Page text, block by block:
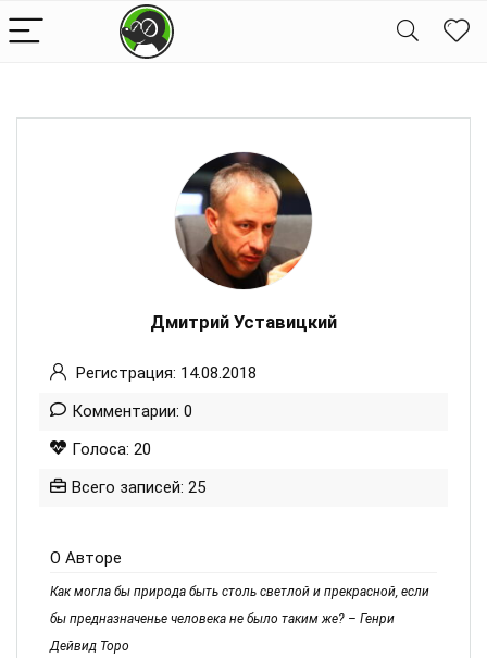
Дмитрий Уставицкий
Регистрация: 14.08.2018
Комментарии: 0
Голоса: 20
Всего записей: 25
О Авторе
Как могла бы природа быть столь светлой и прекрасной, если
бы предназначенье человека не было таким же? – Генри
Дейвид Торо